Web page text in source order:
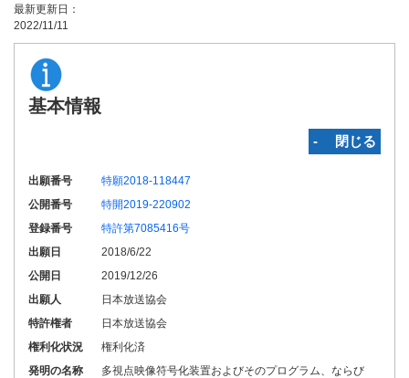
最新更新日：
2022/11/11
基本情報
‐ 閉じる
出願番号
特願2018-118447
公開番号
特開2019-220902
登録番号
特許第7085416号
出願日
2018/6/22
公開日
2019/12/26
出願人
日本放送協会
特許権者
日本放送協会
権利化状況
権利化済
発明の名称
多視点映像符号化装置およびそのプログラム、ならび